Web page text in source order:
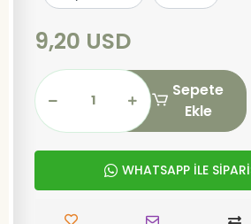
9,20 USD
Sepete
Ekle
WHATSAPP İLE